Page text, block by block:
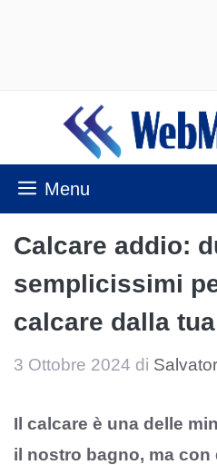
contenuto
Menu
Calcare addio:
semplicissimi
calcare dalla
3 Ottobre 2024 di
Il calcare è una delle
il nostro bagno, ma con